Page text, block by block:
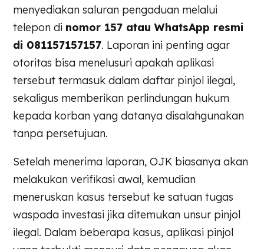
menyediakan saluran pengaduan melalui
telepon di nomor 157 atau WhatsApp resmi
di 081157157157. Laporan ini penting agar
otoritas bisa menelusuri apakah aplikasi
tersebut termasuk dalam daftar pinjol ilegal,
sekaligus memberikan perlindungan hukum
kepada korban yang datanya disalahgunakan
tanpa persetujuan.
Setelah menerima laporan, OJK biasanya akan
melakukan verifikasi awal, kemudian
meneruskan kasus tersebut ke satuan tugas
waspada investasi jika ditemukan unsur pinjol
ilegal. Dalam beberapa kasus, aplikasi pinjol